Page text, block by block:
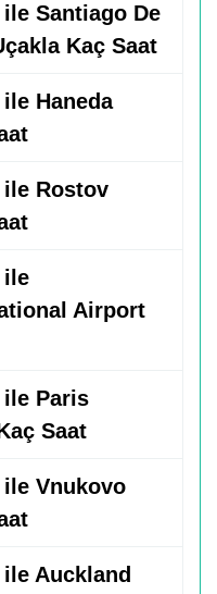
Santiago De
Kaç Saat
Haneda
Rostov
ile
Airport
Paris
Saat
Vnukovo
Auckland